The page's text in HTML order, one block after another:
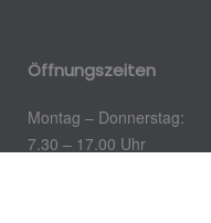
Öffnungszeiten
Montag – Donnerstag:
7.30 – 17.00 Uhr